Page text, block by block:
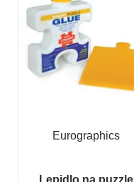
Eurographics